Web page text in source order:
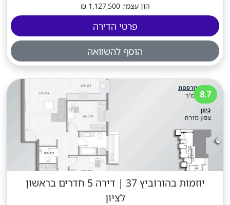
הון עצמי: 1,127,500 ₪
פרטי הדירה
הוסף להשוואה
8.7
יוזמות בהורוביץ 37 |
דירה 5 חדרים בראשון
לציון